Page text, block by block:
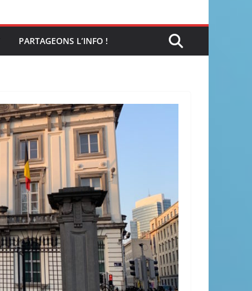
PARTAGEONS L’INFO !